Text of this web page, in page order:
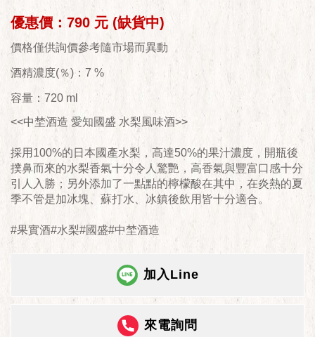
優惠價：790 元 (缺貨中)
價格僅供詢價參考隨市場而異動
酒精濃度(％)：7 %
容量：720 ml
<<中埜酒造 愛知國盛 水梨風味酒>>
採用100%的日本國產水梨，高達50%的果汁濃度，開瓶後
撲鼻而來的水梨香氣十分令人驚艷，高香氣與豐富口感十分
引人入勝；另外添加了一點點的檸檬酸在其中，在炎熱的夏
季不管是加冰塊、蘇打水、冰鎮後飲用皆十分適合。
#果實酒#水梨#國盛#中埜酒造
加入Line
來電詢問